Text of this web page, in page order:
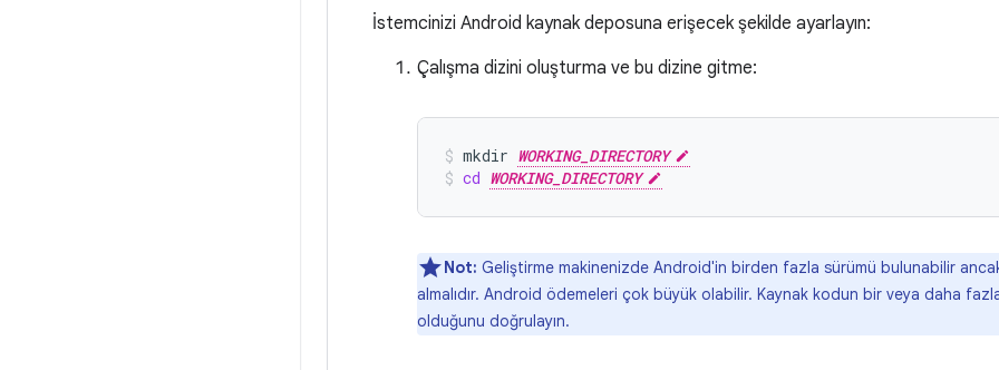
İstemcinizi Android kaynak deposuna erişecek şekilde ayarlayın:
Çalışma dizini oluşturma ve bu dizine gitme:
mkdir WORKING_DIRECTORY
cd WORKING_DIRECTORY
Not: Geliştirme makinenizde Android'in birden fazla sürümü bulunabilir
almalıdır. Android ödemeleri çok büyük olabilir. Kaynak kodun bir veya daha
olduğunu doğrulayın.